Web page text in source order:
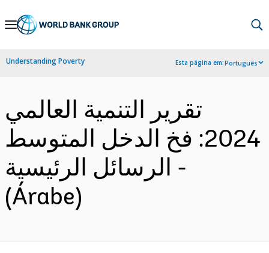
Skip
Navigation
Understanding Poverty Esta página em:Português
تقرير التنمية العالمي
2024: فخ الدخل المتوسط
- الرسائل الرئيسية
(Árabe)